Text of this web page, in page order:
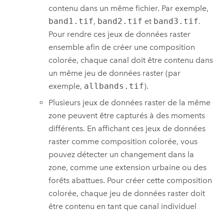
contenu dans un même fichier. Par exemple,
band1.tif, band2.tif et band3.tif.
Pour rendre ces jeux de données raster
ensemble afin de créer une composition
colorée, chaque canal doit être contenu dans
un même jeu de données raster (par
exemple, allbands.tif).
Plusieurs jeux de données raster de la même
zone peuvent être capturés à des moments
différents. En affichant ces jeux de données
raster comme composition colorée, vous
pouvez détecter un changement dans la
zone, comme une extension urbaine ou des
forêts abattues. Pour créer cette composition
colorée, chaque jeu de données raster doit
être contenu en tant que canal individuel